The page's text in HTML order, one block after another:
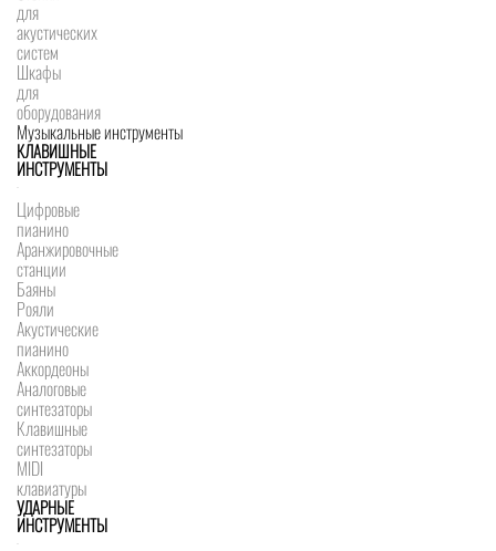
для
акустических
систем
Шкафы
для
оборудования
Музыкальные инструменты
КЛАВИШНЫЕ
ИНСТРУМЕНТЫ
Цифровые
пианино
Аранжировочные
станции
Баяны
Рояли
Акустические
пианино
Аккордеоны
Аналоговые
синтезаторы
Клавишные
синтезаторы
MIDI
клавиатуры
УДАРНЫЕ
ИНСТРУМЕНТЫ